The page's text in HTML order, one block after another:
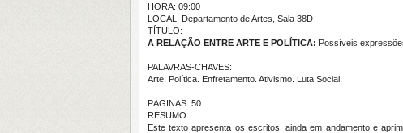
HORA: 09:00
LOCAL: Departamento de Artes, Sala 38D
TÍTULO:
A RELAÇÃO ENTRE ARTE E POLÍTICA: Possíveis
PALAVRAS-CHAVES:
Arte. Política. Enfretamento. Ativismo. Luta Social.
PÁGINAS: 50
RESUMO:
Este texto apresenta os escritos, ainda em andamento e